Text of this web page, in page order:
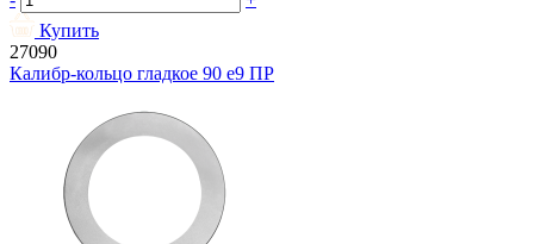
Купить
27090
Калибр-кольцо гладкое 90 e9 ПР